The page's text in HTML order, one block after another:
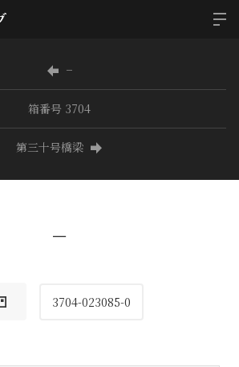
−
箱番号 3704
第三十号橋梁
−
3704-023085-0